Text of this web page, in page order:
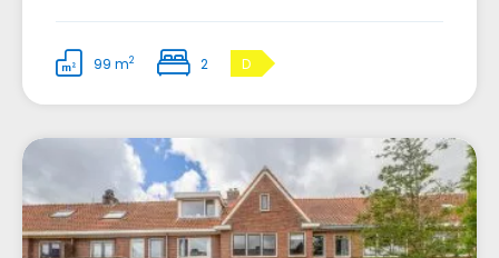
99 m2 2 D